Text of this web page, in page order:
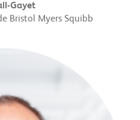
Gayet
Bristol Myers Squibb